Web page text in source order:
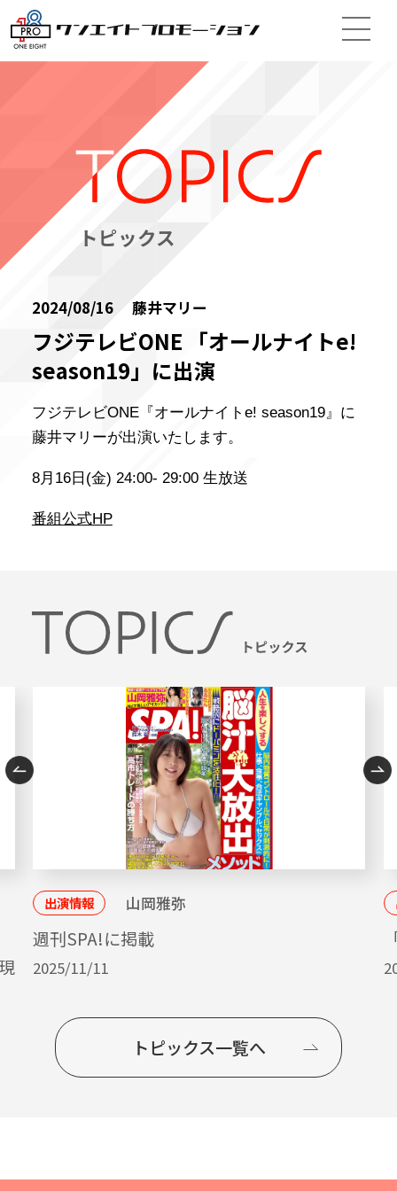
トピックス
2024/08/16 藤井マリー
フジテレビONE 「オールナイトe!
season19」に出演
フジテレビONE『オールナイトe! season19』に
藤井マリーが出演いたします。
8月16日(金) 24:00- 29:00 生放送
番組公式HP
出演情報 山岡雅弥
週刊SPA!に掲載
2025/11/11
トピックス一覧へ